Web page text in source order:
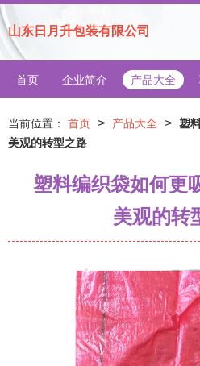
山东日月升包装有限公司
首页 企业简介 产品大全
当前位置： 首页 > 产品大全 > 塑
美观的转型之路
塑料编织袋如何更
美观的转